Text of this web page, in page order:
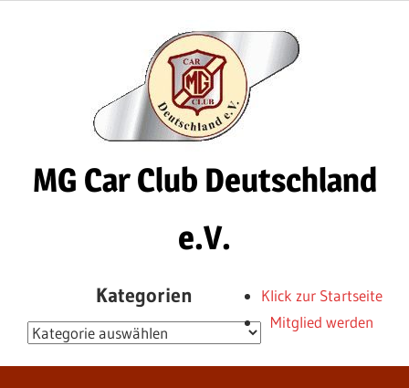
MG Car Club Deutschland
e.V.
Club
Kategorien
Kategorien
Klick zur Startseite
Mitglied werden